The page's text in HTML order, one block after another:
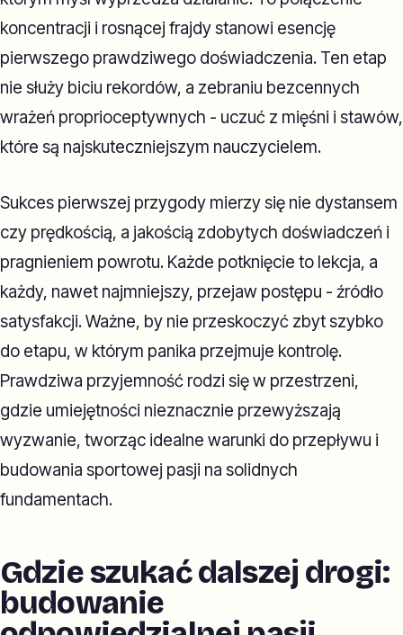
koncentracji i rosnącej frajdy stanowi esencję
pierwszego prawdziwego doświadczenia. Ten etap
nie służy biciu rekordów, a zebraniu bezcennych
wrażeń proprioceptywnych - uczuć z mięśni i stawów,
które są najskuteczniejszym nauczycielem.
Sukces pierwszej przygody mierzy się nie dystansem
czy prędkością, a jakością zdobytych doświadczeń i
pragnieniem powrotu. Każde potknięcie to lekcja, a
każdy, nawet najmniejszy, przejaw postępu - źródło
satysfakcji. Ważne, by nie przeskoczyć zbyt szybko
do etapu, w którym panika przejmuje kontrolę.
Prawdziwa przyjemność rodzi się w przestrzeni,
gdzie umiejętności nieznacznie przewyższają
wyzwanie, tworząc idealne warunki do przepływu i
budowania sportowej pasji na solidnych
fundamentach.
Gdzie szukać dalszej drogi:
budowanie